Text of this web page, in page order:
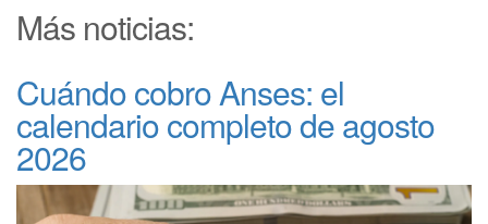
Más noticias:
Cuándo cobro Anses: el
calendario completo de agosto
2026